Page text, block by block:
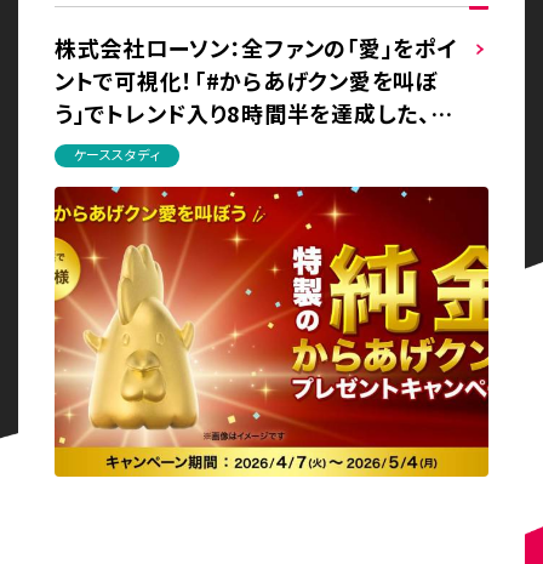
株式会社ローソン：全ファンの「愛」をポイ
ントで可視化！「#からあげクン愛を叫ぼ
う」でトレンド入り8時間半を達成した、フ
ァンの熱量を高めるエンゲージポイント
ケーススタディ